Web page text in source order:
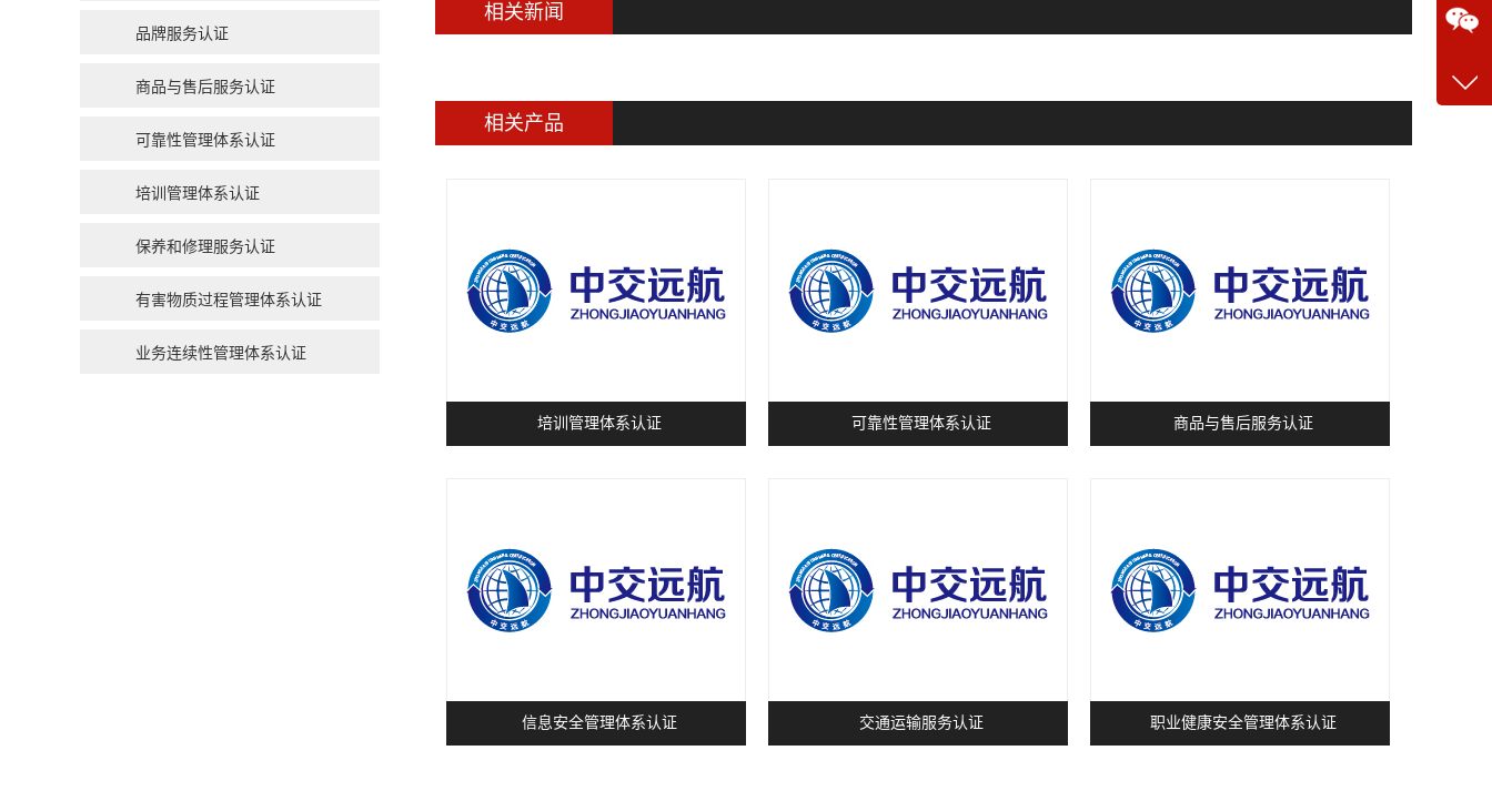
品牌服务认证
商品与售后服务认证
可靠性管理体系认证
培训管理体系认证
保养和修理服务认证
有害物质过程管理体系认证
业务连续性管理体系认证
相关新闻
相关产品
培训管理体系认证 可靠性管理体系认证 商品与售后服务认证
信息安全管理体系认证 交通运输服务认证 职业健康安全管理体系认证
咨询
客服